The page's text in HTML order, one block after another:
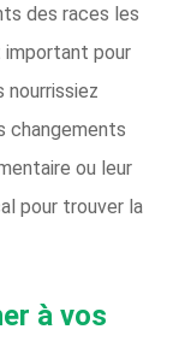
des races les
important pour
nourrissiez
changements
ou leur
pour trouver la
à vos